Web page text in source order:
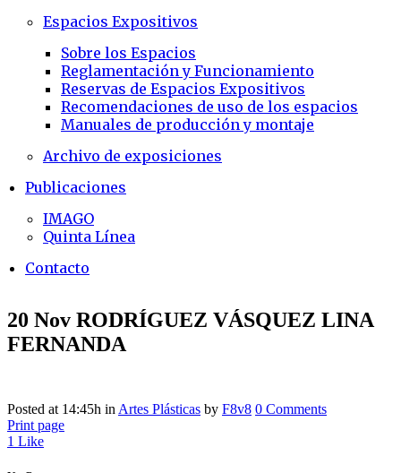
Espacios Expositivos
Sobre los Espacios
Reglamentación y Funcionamiento
Reservas de Espacios Expositivos
Recomendaciones de uso de los espacios
Manuales de producción y montaje
Archivo de exposiciones
Publicaciones
IMAGO
Quinta Línea
Contacto
20 Nov RODRÍGUEZ VÁSQUEZ LINA
FERNANDA
Posted at 14:45h in Artes Plásticas by F8v8 0 Comments
Print page
1 Like